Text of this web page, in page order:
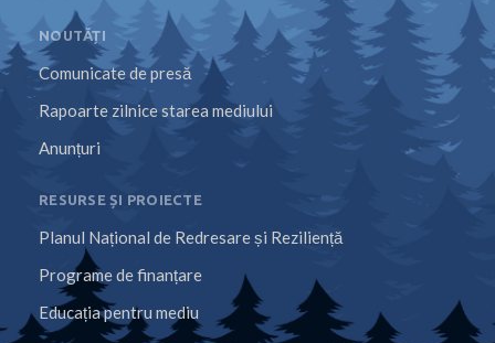
NOUTĂȚI
Comunicate de presă
Rapoarte zilnice starea mediului
Anunțuri
RESURSE ȘI PROIECTE
Planul Național de Redresare și Reziliență
Programe de finanțare
Educația pentru mediu